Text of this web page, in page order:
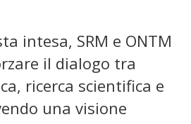
intesa, SRM e ONTM
il dialogo tra
ricerca scientifica e
una visione